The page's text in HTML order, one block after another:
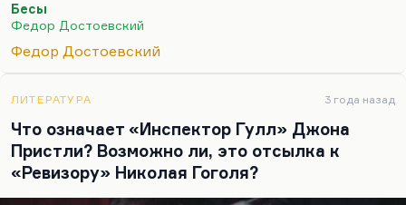
романа (в «Преступлении и наказании»,
красавица, Раскольников — красавец (а
Достоевский к нему явно пристрастен и, скорее,
убийца из него не получился, самоубийца только.
Мне кажется, что некоторый примат
эстетического у Достоевского, он сам относился к
этому как к ереси, но сам не мог от этого
избавиться.
Бесы
Федор Достоевский
Федор Достоевский
ЛИТЕРАТУРА 3 года назад
Что означает «Инспектор Гулл» Джона
Пристли? Возможно ли, это отсылка к
«Ревизору» Николая Гоголя?